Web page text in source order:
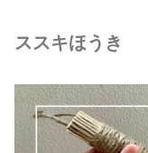
ススキほうき